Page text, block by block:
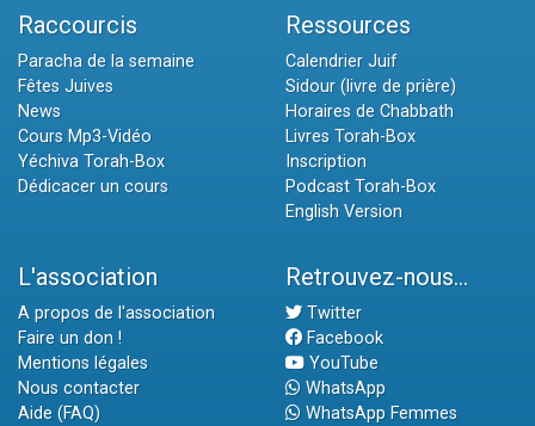
Raccourcis
Paracha de la semaine
Fêtes Juives
News
Cours Mp3-Vidéo
Yéchiva Torah-Box
Dédicacer un cours
Ressources
Calendrier Juif
Sidour (livre de prière)
Horaires de Chabbath
Livres Torah-Box
Inscription
Podcast Torah-Box
English Version
L'association
A propos de l'association
Faire un don !
Mentions légales
Nous contacter
Aide (FAQ)
Retrouvez-nous...
Twitter
Facebook
YouTube
WhatsApp
WhatsApp Femmes